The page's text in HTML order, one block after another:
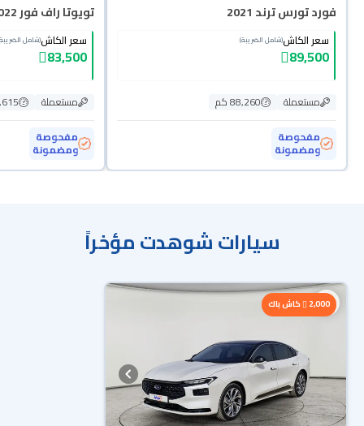
فورد تورس ترند 2021
سعر الكاش(شامل الضريبة)
89,500
مستعملة
88,260 كم
مفحوصة
ومضمونة
تويوتا راف فور GLE 2022
سعر الكاش(شامل
83,500
مستعملة
مفحوصة
ومضمونة
سيارات شوهدت مؤخراً
2,000 كاش باك